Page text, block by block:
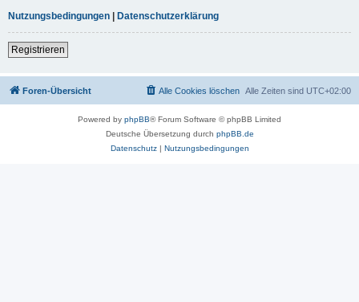
Nutzungsbedingungen | Datenschutzerklärung
Registrieren
Foren-Übersicht Alle Zeiten sind UTC+02:00
Alle Cookies löschen
Powered by phpBB® Forum Software © phpBB Limited
Deutsche Übersetzung durch phpBB.de
Datenschutz| Nutzungsbedingungen